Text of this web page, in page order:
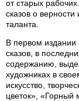
от старых
сказов о
таланта.
В первом издании
сказов, в
содержанию,
художниках в
искусство,
цветок», «Горный